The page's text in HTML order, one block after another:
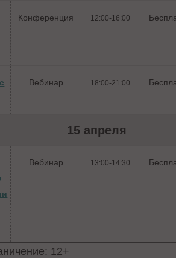
Конференция 12:00-16:00
Вебинар 18:00-21:00
15 апреля
Вебинар 13:00-14:30
12+